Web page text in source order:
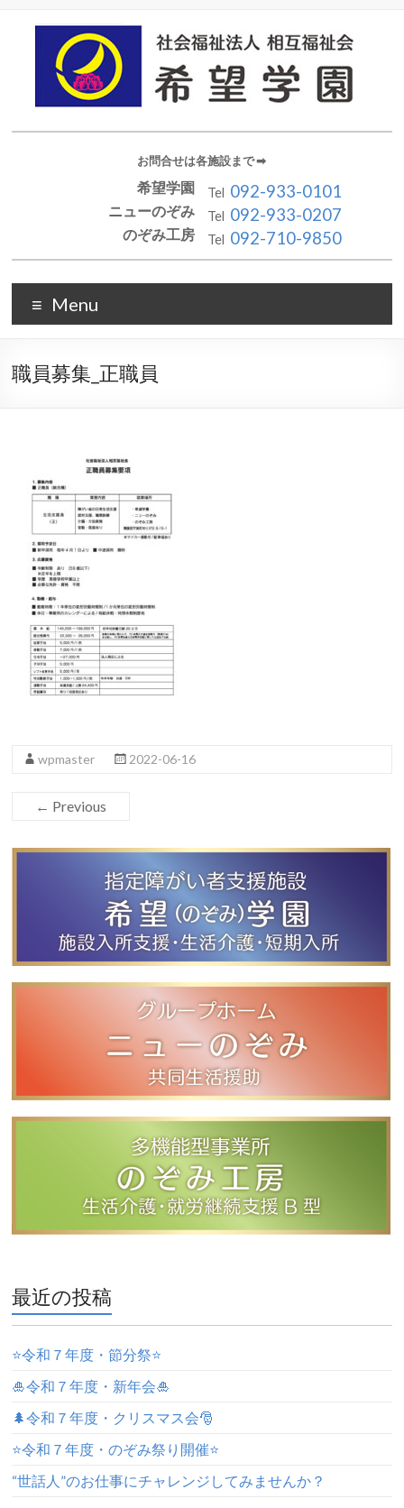
お問合せは各施設まで ➡︎
希望学園Tel 092-933-0101
ニューのぞみTel 092-933-0207
のぞみ工房Tel 092-710-9850
Menu
職員募集_正職員
wpmaster 2022-06-16
← Previous
最近の投稿
⭐️令和７年度・節分祭⭐️
🎍令和７年度・新年会🎍
🌲令和７年度・クリスマス会🎅
⭐️令和７年度・のぞみ祭り開催⭐️
“世話人”のお仕事にチャレンジしてみませんか？